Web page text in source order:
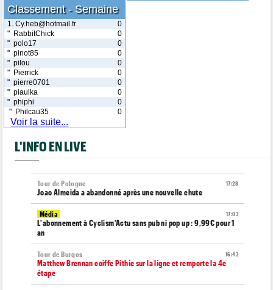
Classement - Semaine
1. Cy.heb@hotmail.fr
0
" RabbitChick
0
" polo17
0
" pinot85
0
" pilou
0
" Pierrick
0
" pierre0701
0
" piaulka
0
" phiphi
0
" Philcau35
0
Voir la suite...
L'INFO EN LIVE
17:28
Tour de Pologne
Joao Almeida a abandonné après une nouvelle chute
17:03
Média
L'abonnement à Cyclism'Actu sans pub ni pop up : 9,99€ pour 1
an
16:42
Tour de Burgos
Matthew Brennan coiffe Pithie sur la ligne et remporte la 4e
étape